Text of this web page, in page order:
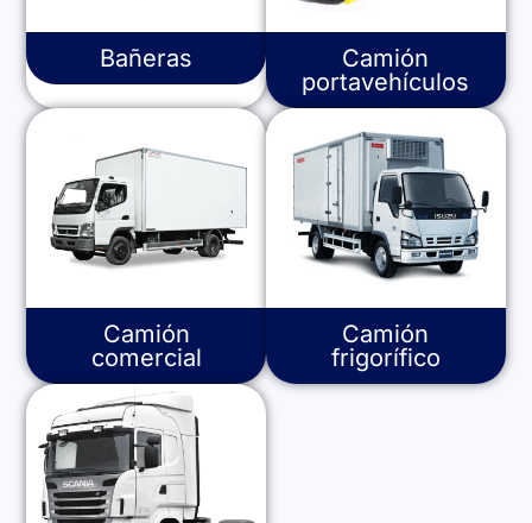
Bañeras
Camión
portavehículos
Camión
comercial
Camión
frigorífico